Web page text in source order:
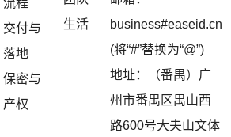
流程
交付与
落地
保密与
产权
生活
business#easeid.cn
(将“#”替换为“@”)
地址：（番禺）广
州市番禺区禺山西
路600号大夫山文体